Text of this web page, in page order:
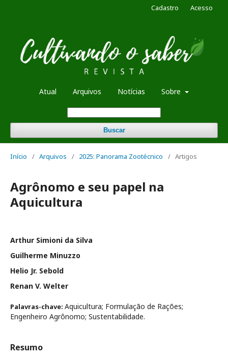
Atual Arquivos Notícias Sobre
Buscar
Cadastro Acesso
Início / Arquivos / 2025: Panorama Zootécnico / Artigos
Agrônomo e seu papel na
Aquicultura
Arthur Simioni da Silva
Guilherme Minuzzo
Helio Jr. Sebold
Renan V. Welter
Palavras-chave: Aquicultura; Formulação de Rações;
Engenheiro Agrônomo; Sustentabilidade.
Resumo